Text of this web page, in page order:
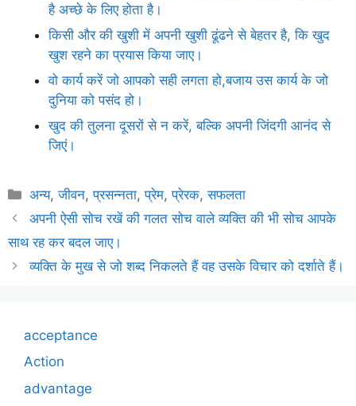
है अच्छे के लिए होता है।
किसी और की खुशी में अपनी खुशी ढूंढने से बेहतर है, कि खुद
खुश रहने का प्रयास किया जाए।
वो कार्य करें जो आपको सही लगता हो,बजाय उस कार्य के जो
दुनिया को पसंद हो।
खुद की तुलना दूसरों से न करें, बल्कि अपनी जिंदगी आनंद से
जिएं।
Categories
अन्य,जीवन,प्रसन्नता,प्रेम,प्रेरक,सफलता
अपनी ऐसी सोच रखें की गलत सोच वाले व्यक्ति की भी सोच आपके
साथ रह कर बदल जाए।
व्यक्ति के मुख से जो शब्द निकलते हैं वह उसके विचार को दर्शाते हैं।
acceptance
Action
advantage